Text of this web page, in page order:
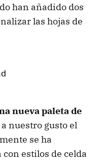
han añadido dos
las hojas de
nueva paleta de
nuestro gusto el
se ha
estilos de celda